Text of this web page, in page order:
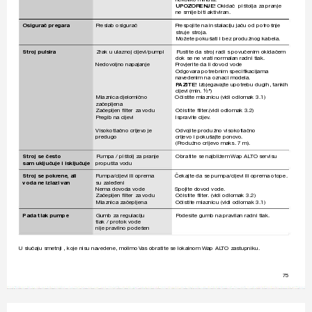
UPOZORENJE! Okidač  pištolja za pranje
ne smije biti aktiviran.
Osigurač pregara Preslab osigurač Prespojite na instalaciju jaču od potrošnje
struje
stroja.
Možete pokušati i bez produžnog kabela.
Stroj pulsira Zrak u ulaznoj cijevi/pumpi Pustite da stroj radi s povučenim okidačem
dok se ne vrati normalan radni tlak.
Nedovoljno napajanje Provjerite da li dovod vode
Odgovara potrebnim speciﬁ kacijama
navedenim na oznaci modela.
PAZITE! Izbjegavajte upotrebu dugih, tankih
cijevi
(min.
½")
Mlaznica djelomično
Očistite mlaznicu (vidi odlomak 3.1)
začepljena
Začepljen
ﬁ lter za vodu Očistite ﬁ lter.(vidi odlomak 3.2)
Pregib na cijevi Ispravite cijev.
Visokotlačno crijevo je Odvojite produžno visokotlačno
predugo crijevo i pokušajte ponovo
(Produžno crijevo maks. 7 m).
Stroj se često Pumpa / pištolj za pranje Obratite se najbližem Wap ALTO servisu
sam uključuje i isključuje propušta vodu
Stroj se pokrene, ali Pumpa/cijevi ili oprema Čekajte da se pumpa/cijevi ili oprema otope.
voda ne izlazi van
su zaleđeni
Nema dovoda vode Spojite dovod vode.
Začepljen
ﬁ lter za vodu Očistite ﬁ lter. (vidi odlomak 3.2)
Mlaznica začepljena
Očistite mlaznicu (vidi odlomak 3.1)
Pada tlak pumpe Gumb za regulaciju Podesite gumb na pravilan radni tlak.
tlak / protok vode
nije pravilno podešen
U slučaju smetnji , koje nisu navedene, molimo Vas obratite se lokalnom Wap ALTO zastupniku.
75